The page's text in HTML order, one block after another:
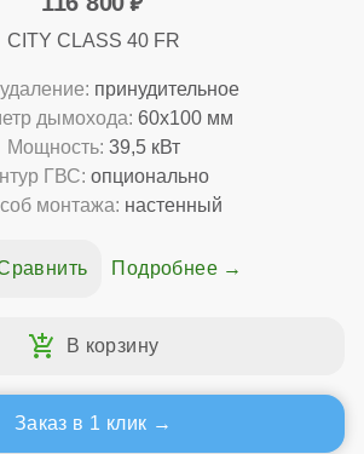
CITY CLASS 40 FR
принудительное
дымохода: 60x100 мм
Мощность: 39,5 кВт
ГВС: опционально
монтажа: настенный
Подробнее
Заказ в 1 клик